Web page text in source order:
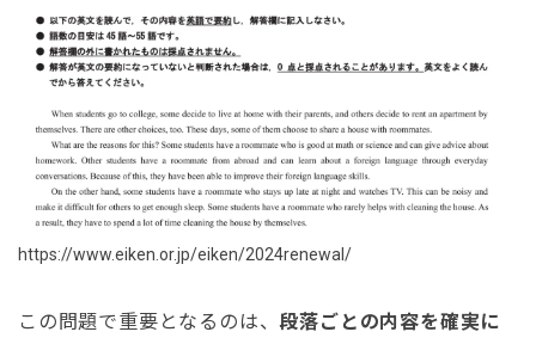
https://www.eiken.or.jp/eiken/2024renewal/
この問題で重要となるのは、段落ごとの内容を確実に